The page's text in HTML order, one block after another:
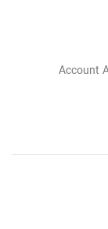
Account